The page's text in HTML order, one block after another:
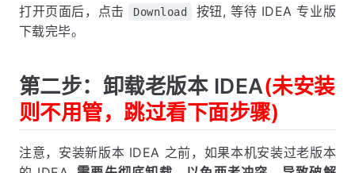
打开页面后，点击 Download
按钮, 等待 IDEA 专业版
下载完毕。
第二步：卸载老版本 IDEA(未安装
则不用管，跳过看下面步骤)
注意，安装新版本 IDEA 之前，如果本机安装过老版本